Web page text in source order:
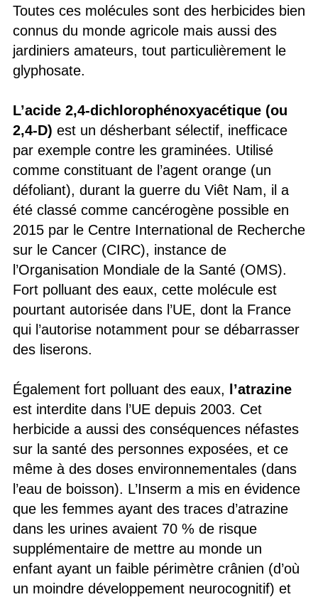
Toutes ces molécules sont des herbicides bien
connus du monde agricole mais aussi des
jardiniers amateurs, tout particulièrement le
glyphosate.
L’acide 2,4-dichlorophénoxyacétique (ou
2,4-D) est un désherbant sélectif, inefficace
par exemple contre les graminées. Utilisé
comme constituant de l’agent orange (un
défoliant), durant la guerre du Viêt Nam, il a
été classé comme cancérogène possible en
2015 par le Centre International de Recherche
sur le Cancer (CIRC), instance de
l’Organisation Mondiale de la Santé (OMS).
Fort polluant des eaux, cette molécule est
pourtant autorisée dans l’UE, dont la France
qui l’autorise notamment pour se débarrasser
des liserons.
Également fort polluant des eaux,
l’atrazine
est interdite dans l’UE depuis 2003. Cet
herbicide a aussi des conséquences néfastes
sur la santé des personnes exposées, et ce
même à des doses environnementales (dans
l’eau de boisson). L’Inserm a mis en évidence
que les femmes ayant des traces d’atrazine
dans les urines avaient 70 % de risque
supplémentaire de mettre au monde un
enfant ayant un faible périmètre crânien (d’où
un moindre développement neurocognitif) et